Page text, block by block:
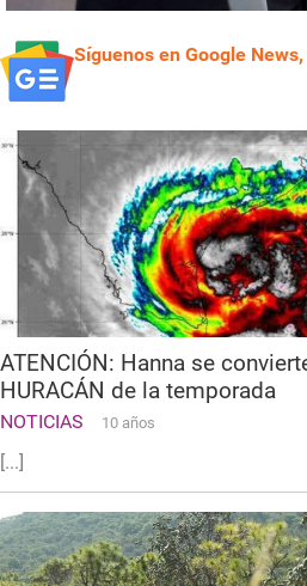
Síguenos en Google
ATENCIÓN: Hanna se
HURACÁN de la temporada
NOTICIAS 10 años
[...]